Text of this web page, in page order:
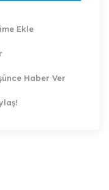
Haber Ver